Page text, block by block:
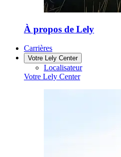
À propos de Lely
Carrières
Votre Lely Center
Localisateur
Votre Lely Center